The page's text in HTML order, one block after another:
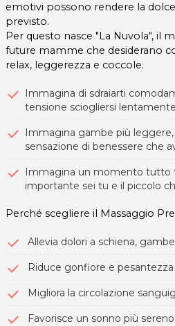
emotivi possono rendere la
previsto.
Per questo nasce "La Nuvola", il
future mamme che desiderano
relax, leggerezza e coccole.
Immagina di sdraiarti
tensione sciogliersi
Immagina gambe più
sensazione di benessere che
Immagina un momento tutto
importante sei tu e il piccolo
Perché scegliere il Massaggio
Allevia dolori a schiena,
Riduce gonfiore e
Migliora la circolazione
Favorisce un sonno più